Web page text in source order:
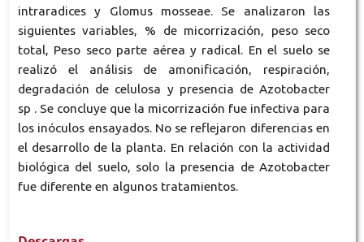
intraradices y Glomus mosseae. Se analizaron las
siguientes variables, % de micorrización, peso seco
total, Peso seco parte aérea y radical. En el suelo se
realizó el análisis de amonificación, respiración,
degradación de celulosa y presencia de Azotobacter
sp . Se concluye que la micorrización fue infectiva para
los inóculos ensayados. No se reflejaron diferencias en
el desarrollo de la planta. En relación con la actividad
biológica del suelo, solo la presencia de Azotobacter
fue diferente en algunos tratamientos.